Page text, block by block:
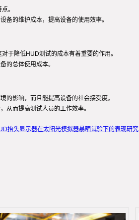
。
备的维护成本，提高设备的使用效率。
于降低HUD测试的成本有着重要的作用。
的总体使用成本。
的影响，而且能提高设备的社会接受度。
从而提高测试人员的工作效率。
抬头显示器在太阳光模拟器暴晒试验下的表现研究